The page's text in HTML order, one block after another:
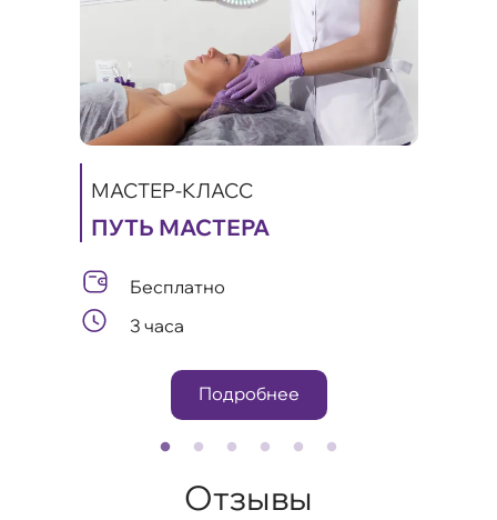
МАСТЕР-КЛАСС
ПУТЬ МАСТЕРА
Бесплатно
3 часа
Подробнее
Отзывы